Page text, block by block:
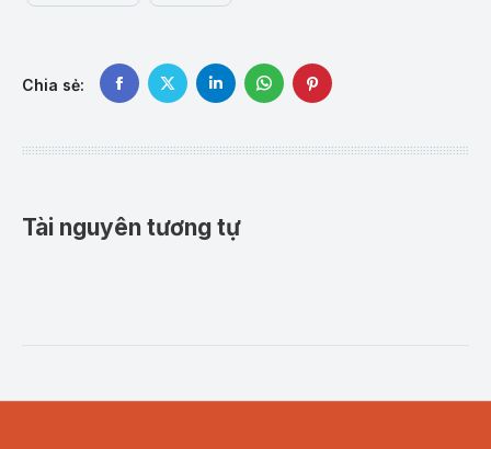
Chia sẻ:
ShareShareShareShareShare
Tài nguyên tương tự